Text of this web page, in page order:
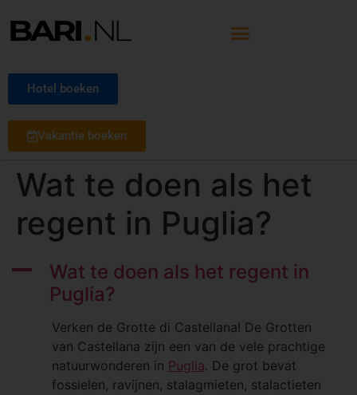
Hotel boeken
Vakantie boeken
Wat te doen als het
regent in Puglia?
A
Wat te doen als het regent in
Puglia?
Verken de Grotte di Castellana! De Grotten
van Castellana zijn een van de vele prachtige
natuurwonderen in Puglia. De grot bevat
fossielen, ravijnen, stalagmieten, stalactieten